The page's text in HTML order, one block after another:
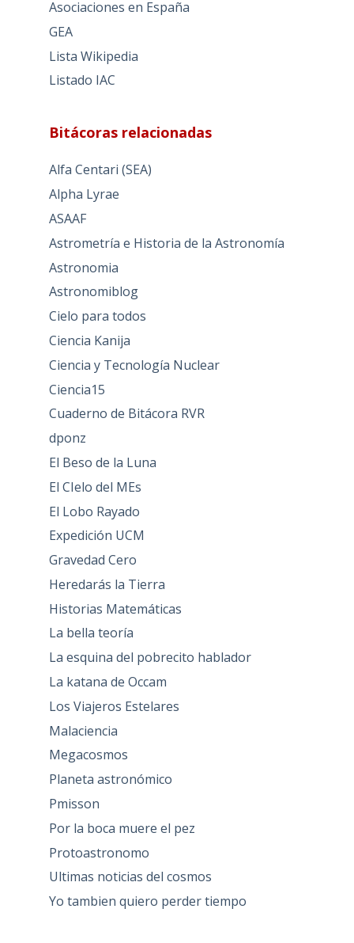
Asociaciones en España
GEA
Lista Wikipedia
Listado IAC
Bitácoras relacionadas
Alfa Centari (SEA)
Alpha Lyrae
ASAAF
Astrometría e Historia de la Astronomía
Astronomia
Astronomiblog
Cielo para todos
Ciencia Kanija
Ciencia y Tecnología Nuclear
Ciencia15
Cuaderno de Bitácora RVR
dponz
El Beso de la Luna
El CIelo del MEs
El Lobo Rayado
Expedición UCM
Gravedad Cero
Heredarás la Tierra
Historias Matemáticas
La bella teoría
La esquina del pobrecito hablador
La katana de Occam
Los Viajeros Estelares
Malaciencia
Megacosmos
Planeta astronómico
Pmisson
Por la boca muere el pez
Protoastronomo
Ultimas noticias del cosmos
Yo tambien quiero perder tiempo